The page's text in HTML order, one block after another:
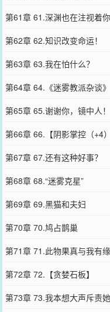
第61章 61.深渊也在注视着你
第62章 62.知识改变命运！
第63章 63.我在怕什么？
第64章 64.《迷雾教派杂谈》
第65章 65.谢谢你，镜中人！
第66章 66.【阴影掌控（+4）
第67章 67.还有这种好事？
第68章 68.“迷雾克星”
第69章 69.黑猫和夫妇
第70章 70.鸠占鹊巢
第71章 71.此物果真与我有缘
第72章 72.【贪婪石板】
第73章 73.我本想大声斥责她